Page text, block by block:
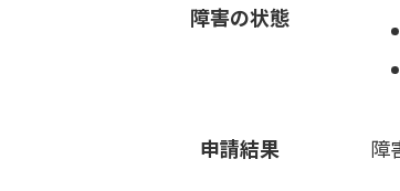
障害の状態
申請結果 障